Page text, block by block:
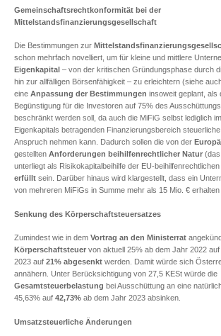
Gemeinschaftsrechtkonformität bei der
Mittelstandsfinanzierungsgesellschaft
Die Bestimmungen zur
schon mehrfach novelliert, um für kleine und mittlere
Eigenkapital – von der kritischen Gründungsphase durch
hin zur allfälligen Börsenfähigkeit – zu erleichtern (siehe
eine Anpassung der Bestimmungen insoweit geplant, als
Begünstigung für die Investoren auf 75% des
beschränkt werden soll, da auch die MiFiG selbst lediglich
Eigenkapitals betragenden Finanzierungsbereich
Anspruch nehmen kann. Dadurch sollen die von der
gestellten Anforderungen beihilfenrechtlicher Natur
unterliegt als Risikokapitalbeihilfe der EU-
erfüllt sein. Darüber hinaus wird klargestellt, dass ein
von mehreren MiFiGs in Summe mehr als 15 Mio. € erhalten
Senkung des Körperschaftsteuersatzes
Zumindest wie in dem Vortrag an den Ministerrat
Körperschaftsteuer von aktuell 25% ab dem Jahr 2022 auf
2023 auf 21% abgesenkt werden. Damit würde sich
annähern. Unter Berücksichtigung von 27,5 KESt würde die
Gesamtsteuerbelastung bei Ausschüttung an eine
45,63% auf 42,73% ab dem Jahr 2023 absinken.
Umsatzsteuerliche Änderungen